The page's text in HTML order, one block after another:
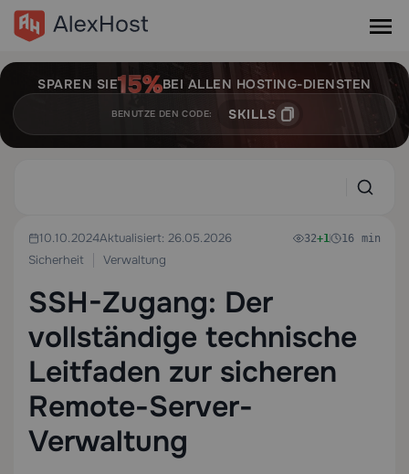
SPAREN SIE BEI ALLEN HOSTING-DIENSTEN
BENUTZE DEN CODE: SKILLS
10.10.2024Aktualisiert: 26.05.2026
Sicherheit
Verwaltung
32+1 16 min
SSH-Zugang: Der
vollständige technische
Leitfaden zur sicheren
Remote-Server-
Verwaltung